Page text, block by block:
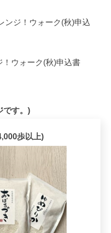
ンジ！ウォーク(秋)申込
ウォーク(秋)申込書
です。)
歩以上)